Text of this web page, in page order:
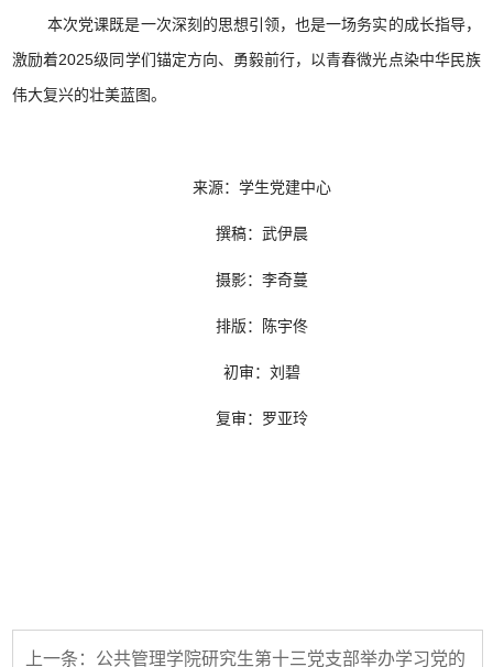
本次党课既是一次深刻的思想引领，也是一场务实的成长指导，
激励着2025级同学们锚定方向、勇毅前行，以青春微光点染中华民族
伟大复兴的壮美蓝图。
来源：学生党建中心
撰稿：武伊晨
摄影：李奇蔓
排版：陈宇佟
初审：刘碧
复审：罗亚玲
上一条：公共管理学院研究生第十三党支部举办学习党的